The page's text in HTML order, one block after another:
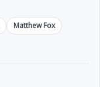
Matthew Fox